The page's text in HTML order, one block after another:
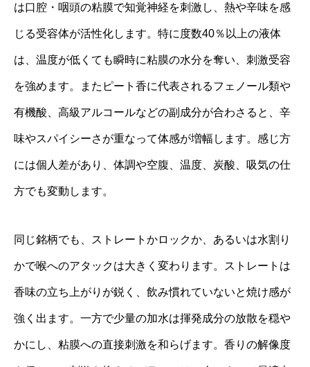
は口腔・咽頭の粘膜で知覚神経を刺激し、熱や辛味を感
じる受容体が活性化します。特に度数40％以上の液体
は、温度が低くても瞬時に粘膜の水分を奪い、刺激受容
を強めます。またピート香に代表されるフェノール類や
有機酸、高級アルコールなどの副成分が合わさると、辛
味やスパイシーさが重なって体感が増幅します。感じ方
には個人差があり、体調や空腹、温度、炭酸、吸気の仕
方でも変動します。
同じ銘柄でも、ストレートかロックか、あるいは水割り
かで喉へのアタックは大きく変わります。ストレートは
香味の立ち上がりが鋭く、飲み慣れていないと焼け感が
強く出ます。一方で少量の加水は揮発成分の放散を穏や
かにし、粘膜への直接刺激を和らげます。香りの解像度